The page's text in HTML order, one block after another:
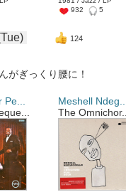
932
5
124
がぎっくり腰に！
Meshell Ndeg...
The Omnichor...